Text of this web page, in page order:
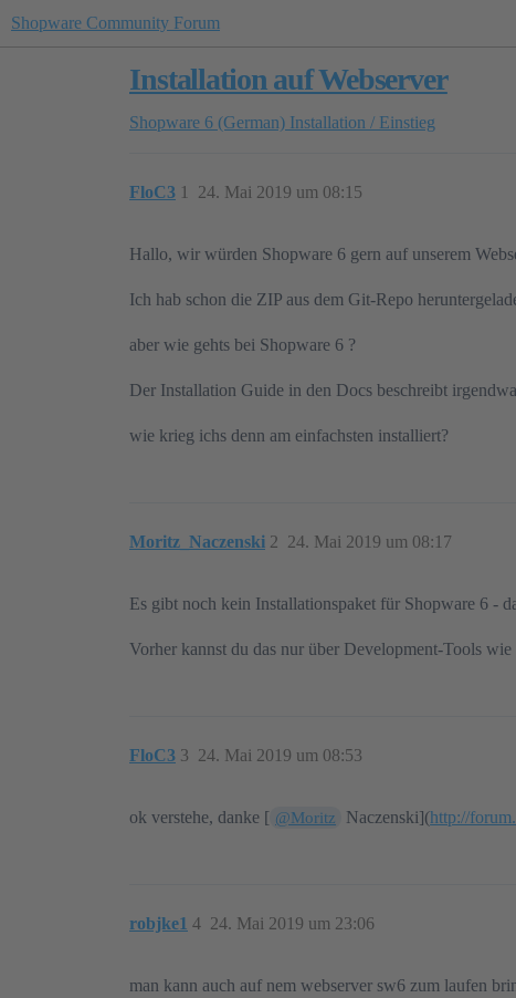
Shopware Community Forum
Installation auf Webserver
Shopware 6 (German) Installation / Einstieg
FloC3 24. Mai 2019 um 08:15
1
Hallo, wir würden Shopware 6 gern auf unserem
Ich hab schon die ZIP aus dem Git-Repo
aber wie gehts bei Shopware 6 ?
Der Installation Guide in den Docs beschreibt
wie krieg ichs denn am einfachsten installiert?
Moritz_Naczenski 24. Mai 2019 um 08:17
2
Es gibt noch kein Installationspaket für Shopware 6 -
Vorher kannst du das nur über Development-Tools
FloC3 24. Mai 2019 um 08:53
3
ok verstehe, danke [ @Moritz Naczenski](http://
robjke1 24. Mai 2019 um 23:06
4
man kann auch auf nem webserver sw6 zum laufen